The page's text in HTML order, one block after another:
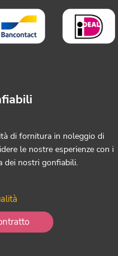
di fornitura in noleggio di
le nostre esperienze con i
dei nostri gonfiabili.